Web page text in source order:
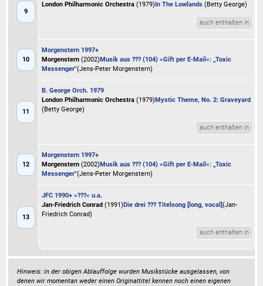
9
London Philharmonic Orchestra (1979) In The Lowlands (Betty George)
auch enthalten in
10
Morgenstern 1997+
Morgenstern (2002) Musik aus ??? (104) »Gift per E-Mail«: „Toxic
Messenger"(Jens-Peter Morgenstern)
11
B. George Orch. 1979
London Philharmonic Orchestra (1979) Mystic Theme, No. 2: Graveyard
(Betty George)
auch enthalten in
12
Morgenstern 1997+
Morgenstern (2002) Musik aus ??? (104) »Gift per E-Mail«: „Toxic
Messenger"(Jens-Peter Morgenstern)
13
JFC 1990+ »???« u.a.
Jan-Friedrich Conrad (1991) Die drei ??? Titelsong [long, vocal](Jan-
Friedrich Conrad)
auch enthalten in
Hinweis: in der obigen Ablauffolge wurden Musikstücke ausgelassen, von
denen wir momentan weder einen Originaltitel kennen noch einen eigenen